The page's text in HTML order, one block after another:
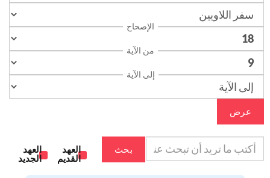
الإصحاح
من الآية
إلى الآية
عرض
بحث
العهد
القديم
العهد
الجديد